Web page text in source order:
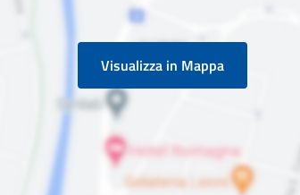
Visualizza in Mappa